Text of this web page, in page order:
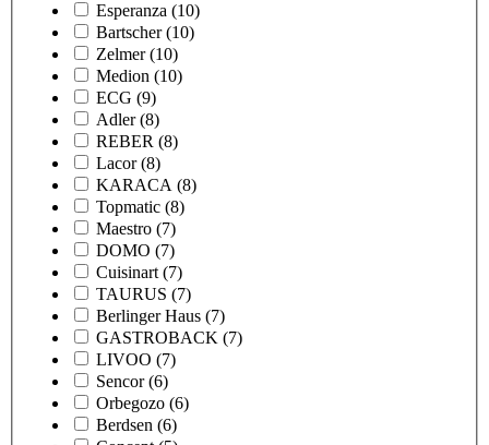
Esperanza (10)
Bartscher (10)
Zelmer (10)
Medion (10)
ECG (9)
Adler (8)
REBER (8)
Lacor (8)
KARACA (8)
Topmatic (8)
Maestro (7)
DOMO (7)
Cuisinart (7)
TAURUS (7)
Berlinger Haus (7)
GASTROBACK (7)
LIVOO (7)
Sencor (6)
Orbegozo (6)
Berdsen (6)